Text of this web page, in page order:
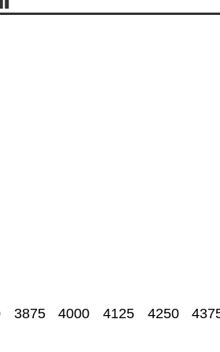
3875 4000 4125 4250